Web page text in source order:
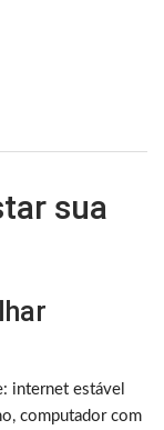
sua
internet estável
computador com